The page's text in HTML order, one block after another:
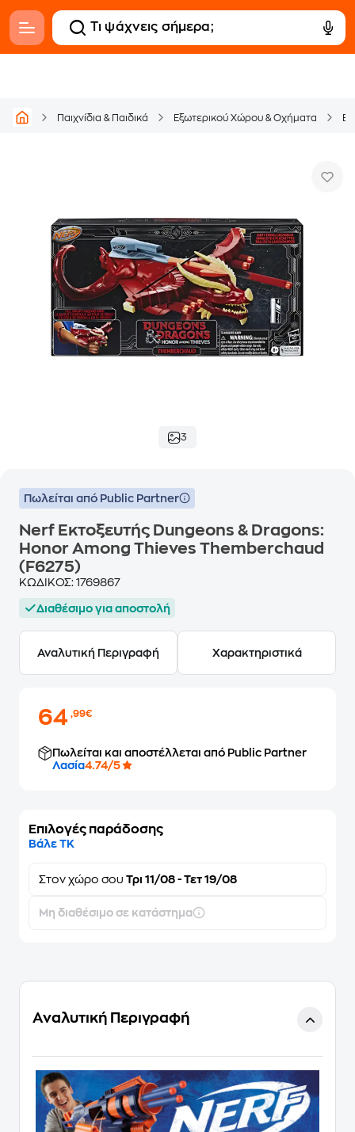
Παιχνίδια & Παιδικά Εξωτερικού Χώρου & Οχήματα
3
Πωλείται από Public Partner
Nerf Εκτοξευτής Dungeons & Dragons:
Honor Among Thieves Themberchaud
(F6275)
ΚΩΔΙΚΟΣ: 1769867
Διαθέσιμο για αποστολή
Αναλυτική Περιγραφή Χαρακτηριστικά
64,99€
Πωλείται και αποστέλλεται από Public Partner
Λασία4.74/5
Επιλογές παράδοσης
Βάλε ΤΚ
Στον χώρο σου Τρι 11/08 - Τετ 19/08
Μη διαθέσιμο σε κατάστημα
Αναλυτική Περιγραφή